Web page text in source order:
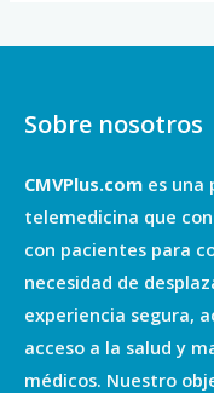
Sobre nosotros
CMVPlus.com es una
telemedicina que
con pacientes para
necesidad de
experiencia segura,
acceso a la salud y
médicos. Nuestro